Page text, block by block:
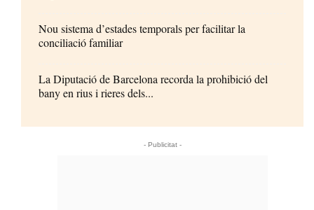
Nou sistema d’estades temporals per facilitar la
conciliació familiar
La Diputació de Barcelona recorda la prohibició del
bany en rius i rieres dels...
- Publicitat -